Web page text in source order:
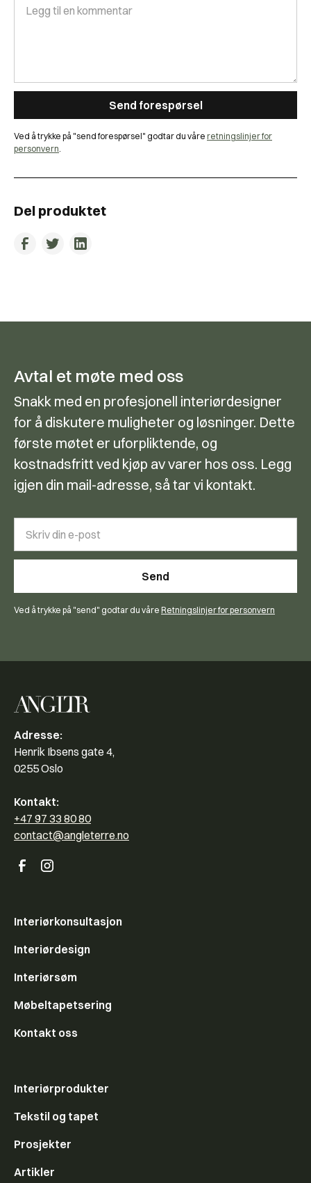
Ved å trykke på "send forespørsel" godtar du våre retningslinjer for
personvern.
Del produktet
Avtal et møte med oss
Snakk med en profesjonell interiørdesigner
for å diskutere muligheter og løsninger. Dette
første møtet er uforpliktende, og
kostnadsfritt ved kjøp av varer hos oss. Legg
igjen din mail-adresse, så tar vi kontakt.
Ved å trykke på "send" godtar du våre Retningslinjer for personvern
Adresse:
Henrik Ibsens gate 4,
0255 Oslo
Kontakt:
+47 97 33 80 80
contact@angleterre.no
Interiørkonsultasjon
Interiørdesign
Interiørsøm
Møbeltapetsering
Kontakt oss
Interiørprodukter
Tekstil og tapet
Prosjekter
Artikler